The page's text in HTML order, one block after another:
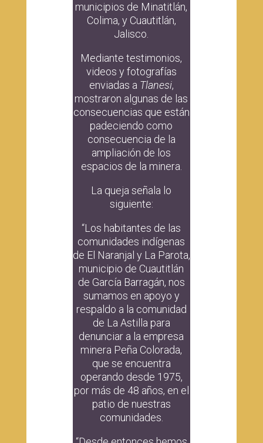
municipios de Minatitlán,
Colima, y Cuautitlán,
Jalisco.
Mediante testimonios,
videos y fotografías
enviadas a Tlanesi,
mostraron algunas de las
consecuencias que están
padeciendo como
consecuencia de la
ampliación de los
espacios de la minera.
La queja señala lo
siguiente:
“Los habitantes de las
comunidades indígenas
de El Naranjal y La Parota,
municipio de Cuautitlán
de García Barragán, nos
sumamos en apoyo y
respaldo a la comunidad
de La Astilla para
denunciar a la empresa
minera Peña Colorada,
que se encuentra
operando desde 1975,
por más de 48 años, en el
patio de nuestras
comunidades.